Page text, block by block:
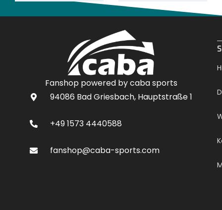
Fanshop powered by caba sports
94086 Bad Griesbach, Hauptstraße 1
+49 1573 4440588
fanshop@caba-sports.com